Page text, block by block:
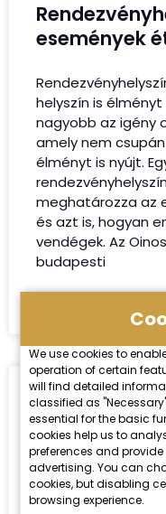
We use cookies to
operation of certain
will find detailed
classified as
essential for the basic
cookies help us to
preferences and
advertising. You can
cookies, but disabling
browsing experience.
események
helyszín is
nagyobb az igény
amely nem
élményt is nyújt.
meghatározza az
és azt is, hogyan
vendégek. Az
budapesti
Borvacsora
Borvacsora
élmény A
népszerűbb
vacsora és a bor